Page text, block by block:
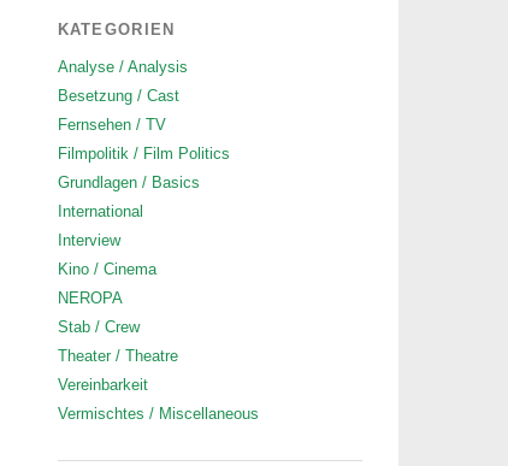
KATEGORIEN
Analyse / Analysis
Besetzung / Cast
Fernsehen / TV
Filmpolitik / Film Politics
Grundlagen / Basics
International
Interview
Kino / Cinema
NEROPA
Stab / Crew
Theater / Theatre
Vereinbarkeit
Vermischtes / Miscellaneous